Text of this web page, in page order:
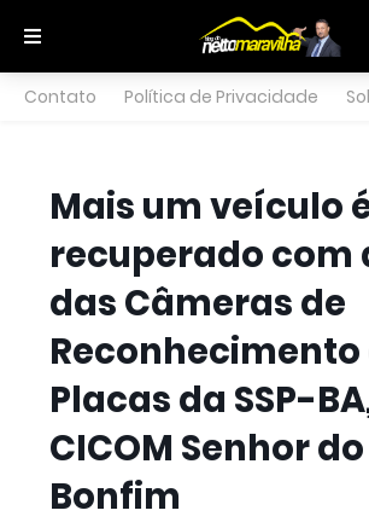
Contato Política de Privacidade
Mais um veículo
recuperado com
das Câmeras de
Reconhecimento
Placas da SSP-
CICOM Senhor do
Bonfim